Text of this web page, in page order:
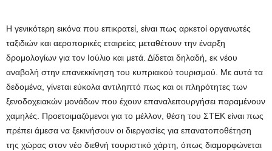
Η γενικότερη εικόνα που επικρατεί, είναι πως αρκετοί οργανωτές
ταξιδιών και αεροπορικές εταιρείες μεταθέτουν την έναρξη
δρομολογίων για τον Ιούλιο και μετά. Δίδεται δηλαδή, εκ νέου
αναβολή στην επανεκκίνηση του κυπριακού τουρισμού. Με αυτά τα
δεδομένα, γίνεται εύκολα αντιληπτό πως και οι πληρότητες των
ξενοδοχειακών μονάδων που έχουν επαναλειτουργήσει παραμένουν
χαμηλές. Προετοιμαζόμενοι για το μέλλον, θέση του ΣΤΕΚ είναι πως
πρέπει άμεσα να ξεκινήσουν οι διεργασίες για επανατοποθέτηση
της χώρας στον νέο διεθνή τουριστικό χάρτη, όπως διαμορφώνεται